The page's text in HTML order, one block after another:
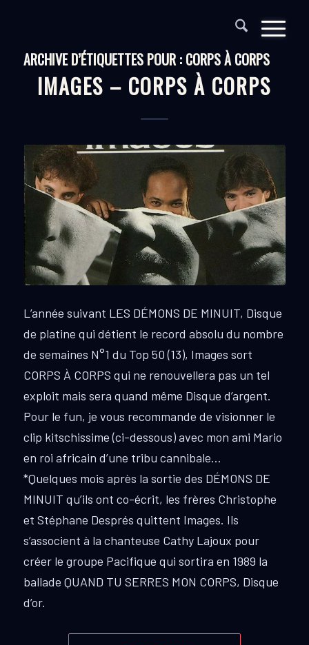
ARCHIVE D’ÉTIQUETTES POUR : CORPS À CORPS
IMAGES – CORPS À CORPS
L’année suivant LES DÉMONS DE MINUIT, Disque
de platine qui détient le record absolu du nombre
de semaines N°1 du Top 50 (13), Images sort
CORPS À CORPS qui ne renouvellera pas un tel
exploit mais sera quand même Disque d’argent.
Pour le fun, je vous recommande de visionner le
clip kitschissime (ci-dessous) avec mon ami Mario
en roi africain d’une tribu cannibale…
*Quelques mois après la sortie des DÉMONS DE
MINUIT qu’ils ont co-écrit, les frères Christophe
et Stéphane Després quittent Images. Ils
s’associent à la chanteuse Cathy Lajoux pour
créer le groupe Pacifique qui sortira en 1989 la
ballade QUAND TU SERRES MON CORPS, Disque
d’or.